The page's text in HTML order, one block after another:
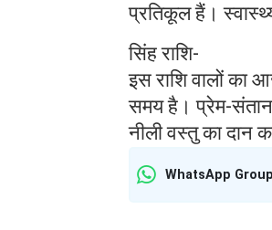
प्रतिकूल हैं।
सिंह राशि-
इस राशि वालों का
समय है। प्रेम-
नीली वस्तु का दान
WhatsApp Group